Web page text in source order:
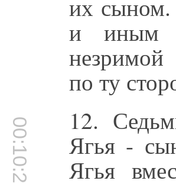
их сыном.
и иным
незримой
по ту
00:10:28 12.
Ягья -
Ягья